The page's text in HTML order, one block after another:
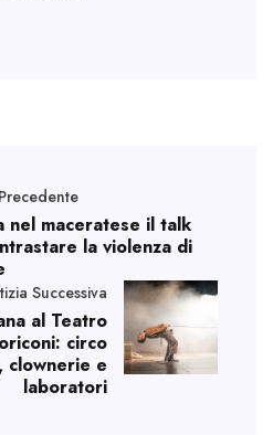
nel maceratese il talk
la violenza di
Successiva
al Teatro
circo
clownerie e
laboratori